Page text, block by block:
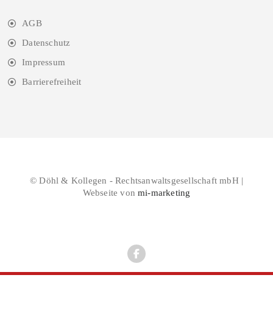
AGB
Datenschutz
Impressum
Barrierefreiheit
© Döhl & Kollegen - Rechtsanwaltsgesellschaft mbH |
Webseite vonmi-marketing